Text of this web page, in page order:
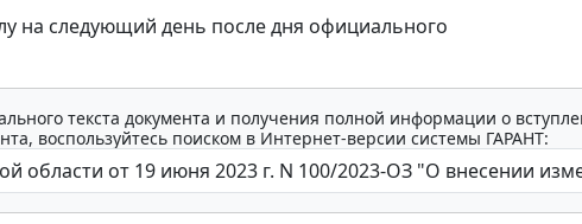
на следующий день после дня официального
текста документа и получения полной информации о
воспользуйтесь поиском в Интернет-версии системы ГАРАНТ: